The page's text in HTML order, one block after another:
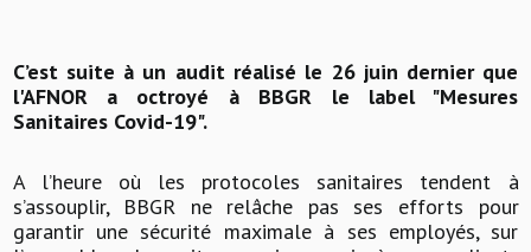
C’est suite à un audit réalisé le 26 juin dernier que
l'AFNOR a octroyé à BBGR le label "Mesures
Sanitaires Covid-19".
A l’heure où les protocoles sanitaires tendent à
s’assouplir, BBGR ne relâche pas ses efforts pour
garantir une sécurité maximale à ses employés, sur